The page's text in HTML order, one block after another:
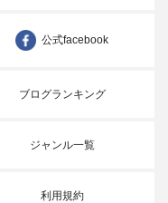
公式facebook
ブログランキング
ジャンル一覧
利用規約